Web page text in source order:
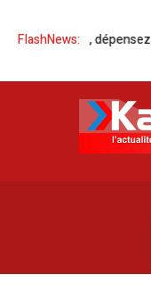
FlashNews:
plus, dépensez moins